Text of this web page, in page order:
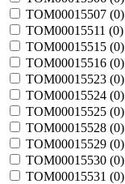
TOM00015507 (0)
TOM00015511 (0)
TOM00015515 (0)
TOM00015516 (0)
TOM00015523 (0)
TOM00015524 (0)
TOM00015525 (0)
TOM00015528 (0)
TOM00015529 (0)
TOM00015530 (0)
TOM00015531 (0)